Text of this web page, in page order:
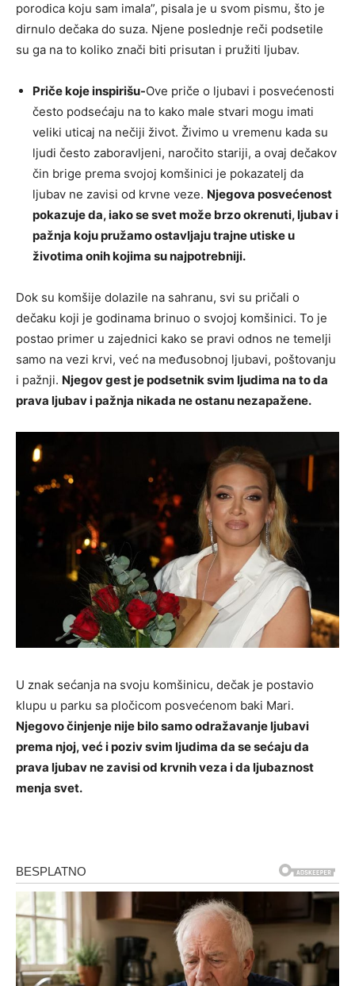
porodica koju sam imala”, pisala je u svom pismu, što je
dirnulo dečaka do suza. Njene poslednje reči podsetile
su ga na to koliko znači biti prisutan i pružiti ljubav.
Priče koje inspirišu-Ove priče o ljubavi i posvećenosti
često podsećaju na to kako male stvari mogu imati
veliki uticaj na nečiji život. Živimo u vremenu kada su
ljudi često zaboravljeni, naročito stariji, a ovaj dečakov
čin brige prema svojoj komšinici je pokazatelj da
ljubav ne zavisi od krvne veze. Njegova posvećenost
pokazuje da, iako se svet može brzo okrenuti, ljubav i
pažnja koju pružamo ostavljaju trajne utiske u
životima onih kojima su najpotrebniji.
Dok su komšije dolazile na sahranu, svi su pričali o
dečaku koji je godinama brinuo o svojoj komšinici. To je
postao primer u zajednici kako se pravi odnos ne temelji
samo na vezi krvi, već na međusobnoj ljubavi, poštovanju
i pažnji. Njegov gest je podsetnik svim ljudima na to da
prava ljubav i pažnja nikada ne ostanu nezapažene.
U znak sećanja na svoju komšinicu, dečak je postavio
klupu u parku sa pločicom posvećenom baki Mari.
Njegovo činjenje nije bilo samo odražavanje ljubavi
prema njoj, već i poziv svim ljudima da se sećaju da
prava ljubav ne zavisi od krvnih veza i da ljubaznost
menja svet.